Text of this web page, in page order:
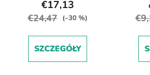
€17,13
€24,47 (–30 %)
SZCZEGÓŁY